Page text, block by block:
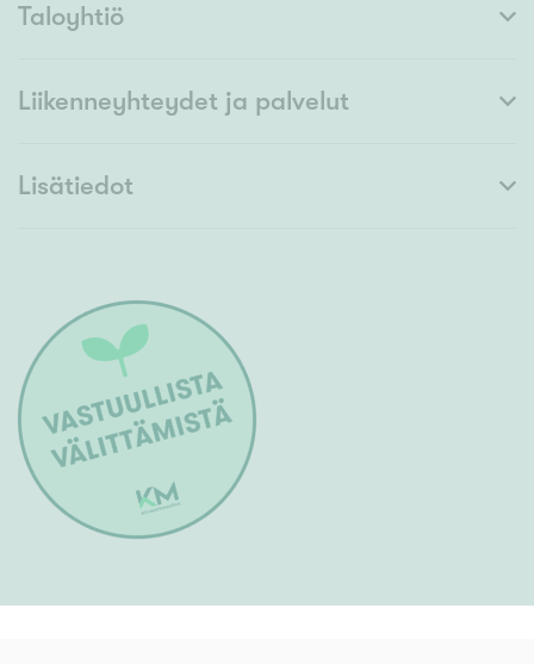
Taloyhtiö
Liikenneyhteydet ja palvelut
Lisätiedot